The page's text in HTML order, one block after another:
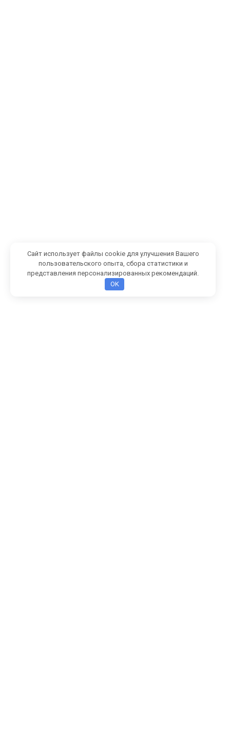
Сайт использует файлы cookie для улучшения Вашего
пользовательского опыта, сбора статистики и
представления персонализированных рекомендаций.
OK